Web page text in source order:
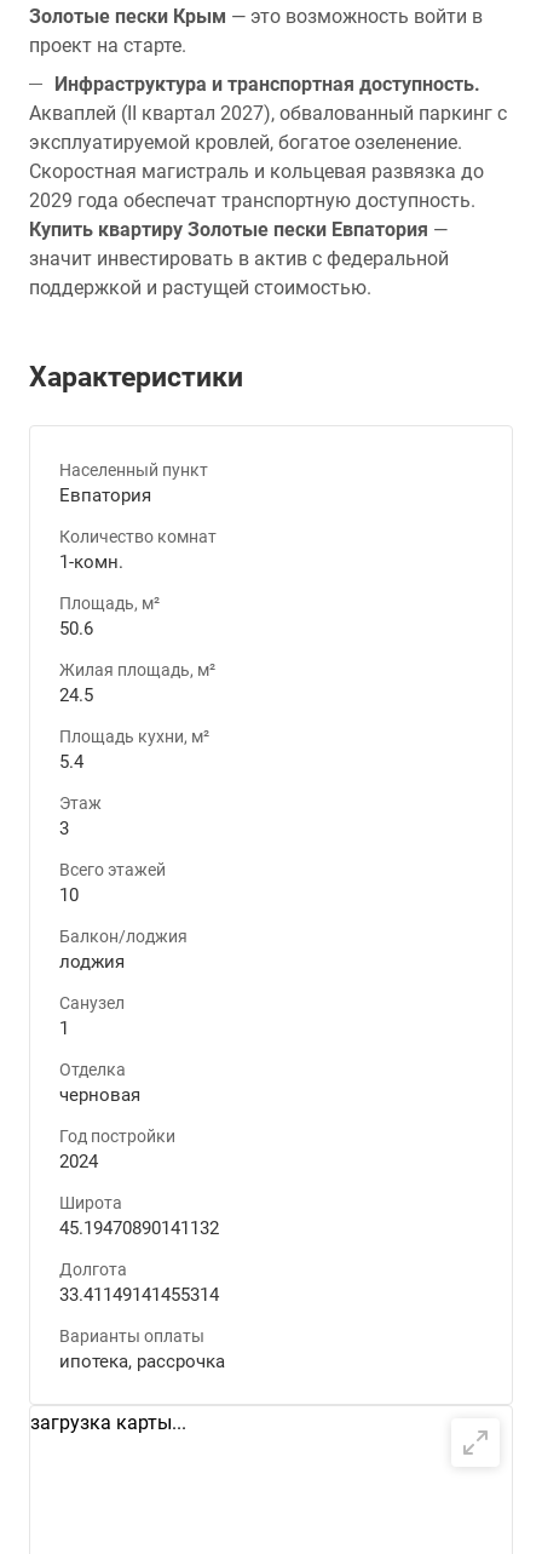
Золотые пески Крым — это возможность войти в
проект на старте.
Инфраструктура и транспортная доступность.
Акваплей (II квартал 2027), обвалованный паркинг с
эксплуатируемой кровлей, богатое озеленение.
Скоростная магистраль и кольцевая развязка до
2029 года обеспечат транспортную доступность.
Купить квартиру Золотые пески Евпатория —
значит инвестировать в актив с федеральной
поддержкой и растущей стоимостью.
Характеристики
Населенный пункт
Евпатория
Количество комнат
1-комн.
Площадь, м²
50.6
Жилая площадь, м²
24.5
Площадь кухни, м²
5.4
Этаж
3
Всего этажей
10
Балкон/лоджия
лоджия
Санузел
1
Отделка
черновая
Год постройки
2024
Широта
45.19470890141132
Долгота
33.41149141455314
Варианты оплаты
ипотека, рассрочка
загрузка карты...